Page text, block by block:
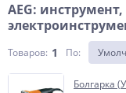
AEG: инструмент,
Товаров: 1 По:
Болгарка